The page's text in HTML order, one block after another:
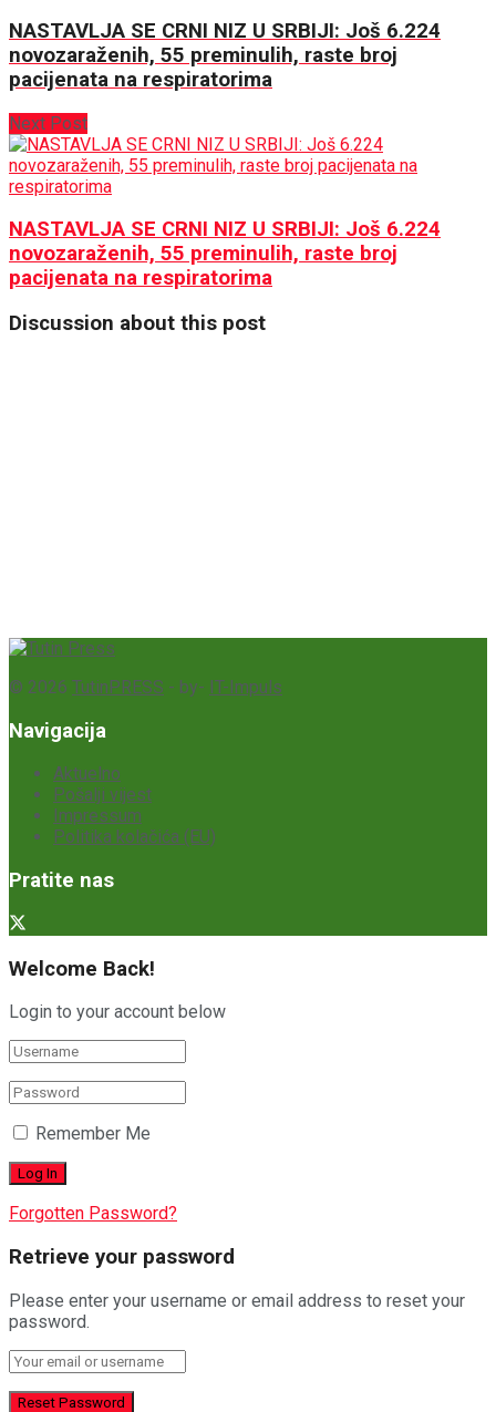
NASTAVLJA SE CRNI NIZ U SRBIJI: Još 6.224
novozaraženih, 55 preminulih, raste broj
pacijenata na respiratorima
Next Post
NASTAVLJA SE CRNI NIZ U SRBIJI: Još 6.224
novozaraženih, 55 preminulih, raste broj
pacijenata na respiratorima
Discussion about this post
© 2026 TutinPRESS - by- IT-Impuls
Navigacija
Aktuelno
Pošalji vijest
Impressum
Politika kolačića (EU)
Pratite nas
Welcome Back!
Login to your account below
Remember Me
Forgotten Password?
Retrieve your password
Please enter your username or email address to reset your
password.